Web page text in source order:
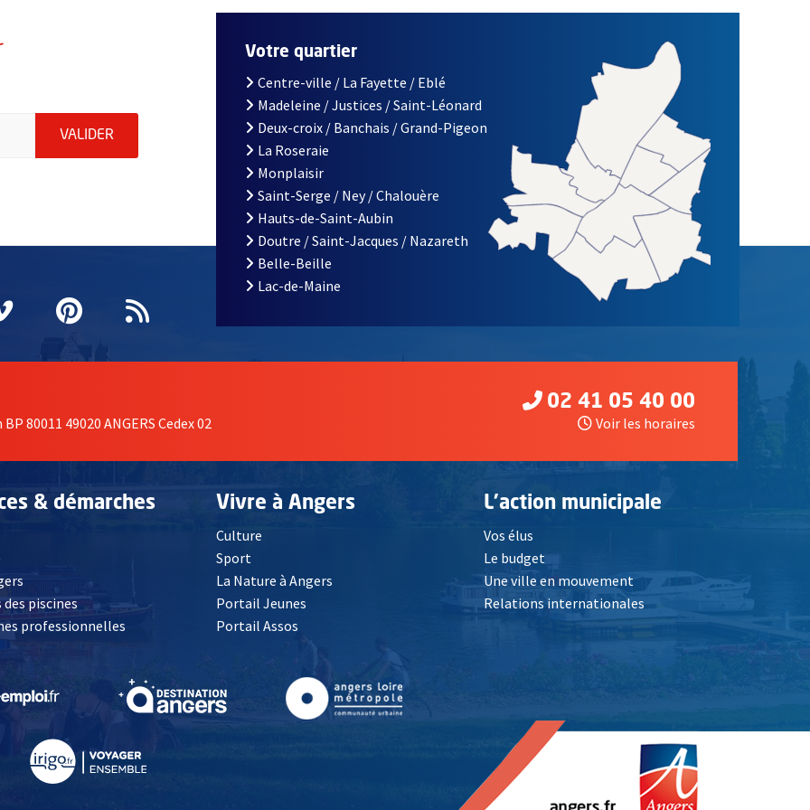
indiquez votre email (champ obligatoire)
VALIDER ENVOYER MA DEMANDE D'INSCRIPTION À LA LETTRE D'INFORMATION DE LA VILLE D'ANGERS
fenêtrefenêtre
une nouvelle fenêtre
Vimeo
, Ouvre une nouvelle fenêtre
Pinterest
, Ouvre une nouvelle fenêtre
Flux RSS
Votre quartier
Centre-ville / La Fayette / Eblé
Madeleine / Justices / Saint-Léonard
Deux-croix / Banchais / Grand-Pigeon
La Roseraie
Monplaisir
Saint-Serge / Ney / Chalouère
Hauts-de-Saint-Aubin
Doutre / Saint-Jacques / Nazareth
Belle-Beille
Lac-de-Maine
80011 49020 ANGERS Cedex 02
02 41 05 40 00
Voir les horaires
& démarches
, Ouvre une nouvelle fenêtre
piscines
professionnelles
Vivre à Angers
Culture
Sport
La Nature à Angers
Portail Jeunes
Portail Assos
L'action municipale
Vos élus
Le budget
Une ville en mouvement
Relations internationales
fenêtre , Ouvre une nouvelle fenêtre , Ouvre une nouvelle fenêtre, Ouvre une nouvelle fenêtre